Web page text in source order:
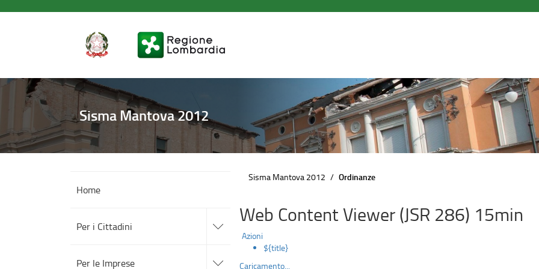
Ordinanze
Sisma Mantova 2012
Home
Per i Cittadini alle
sotto
Per le Imprese
alle
Sisma Mantova 2012 Ordinanze
Web Content Viewer (JSR 286) 15min
Azioni
${title}
Caricamento...